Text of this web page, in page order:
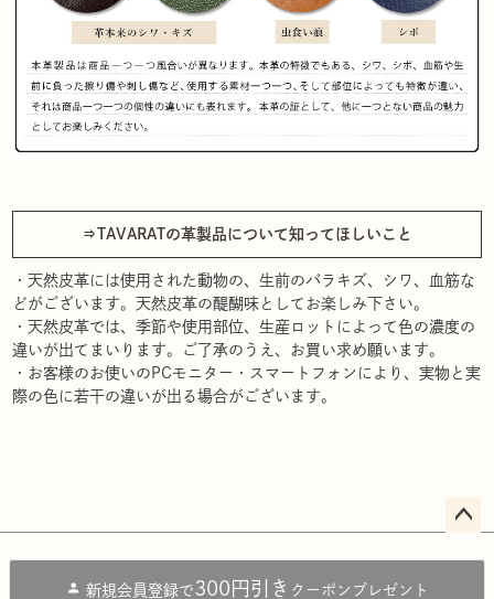
⇒TAVARATの革製品について知ってほしいこと
・天然皮革には使用された動物の、生前のバラキズ、シワ、血筋な
どがございます。天然皮革の醍醐味としてお楽しみ下さい。
・天然皮革では、季節や使用部位、生産ロットによって色の濃度の
違いが出てまいります。ご了承のうえ、お買い求め願います。
・お客様のお使いのPCモニター・スマートフォンにより、実物と実
際の色に若干の違いが出る場合がございます。
新規会員登録で300円引き クーポンプレゼント